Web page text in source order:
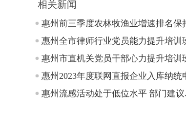
相关新闻
惠州前三季度农林牧渔业增速排名保
惠州全市律师行业党员能力提升培训
惠州市直机关党员干部心力提升培训
惠州2023年度联网直报企业入库纳统
惠州流感活动处于低位水平 部门建